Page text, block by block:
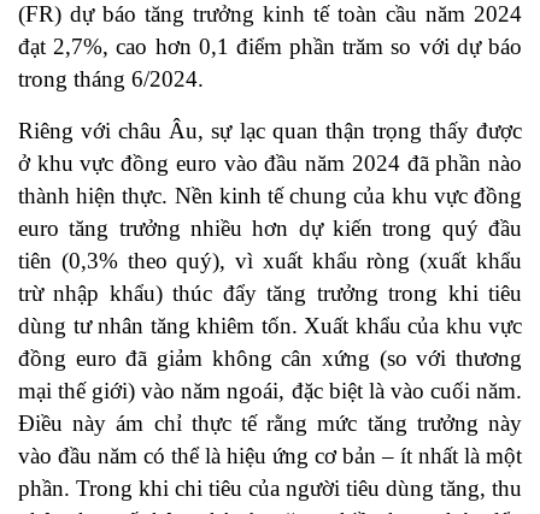
(FR) dự báo tăng trưởng kinh tế toàn cầu năm 2024
đạt 2,7%, cao hơn 0,1 điểm phần trăm so với dự báo
trong tháng 6/2024.
Riêng với châu Âu, sự lạc quan thận trọng thấy được
ở khu vực đồng euro vào đầu năm 2024 đã phần nào
thành hiện thực. Nền kinh tế chung của khu vực đồng
euro tăng trưởng nhiều hơn dự kiến trong quý đầu
tiên (0,3% theo quý), vì xuất khẩu ròng (xuất khẩu
trừ nhập khẩu) thúc đẩy tăng trưởng trong khi tiêu
dùng tư nhân tăng khiêm tốn. Xuất khẩu của khu vực
đồng euro đã giảm không cân xứng (so với thương
mại thế giới) vào năm ngoái, đặc biệt là vào cuối năm.
Điều này ám chỉ thực tế rằng mức tăng trưởng này
vào đầu năm có thể là hiệu ứng cơ bản – ít nhất là một
phần. Trong khi chi tiêu của người tiêu dùng tăng, thu